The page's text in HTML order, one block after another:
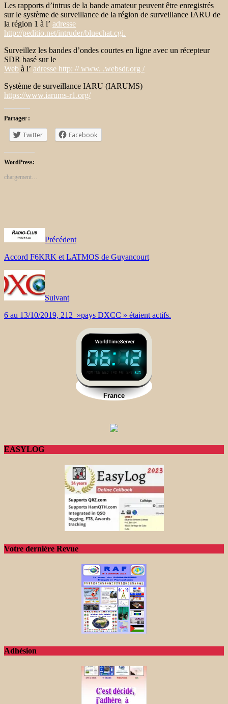
Les rapports d’intrus de la bande amateur peuvent être enregistrés
sur le système de surveillance de la région de surveillance IARU de
la région 1 à l’ adresse
http://peditio.net/intruder/bluechat.cgi.
Surveillez les bandes d’ondes courtes en ligne avec un récepteur
SDR basé sur le
Web à l’ adresse http: // www. .websdr.org /
Système de surveillance IARU (IARUMS)
https://www.iarums-r1.org/
Partager :
Twitter Facebook
WordPress:
chargement…
Précédent
Accord F6KRK et LATMOS de Guyancourt
Suivant
6 au 13/10/2019, 212 »pays DXCC » étaient actifs.
EASYLOG
Votre dernière Revue
Adhésion